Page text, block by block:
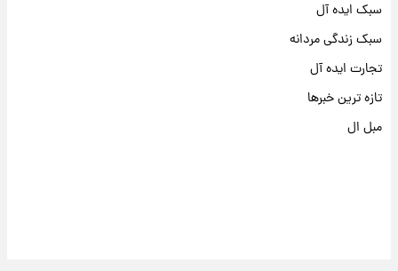
سبک ایده آل
سبک زندگی مردانه
تجارت ایده آل
تازه ترین خبرها
مبل ال